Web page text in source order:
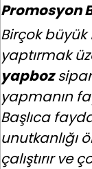
Promosyon
Birçok büyük
yaptırmak
yapboz
yapmanın
Başlıca
unutkanlığı
çalıştırır ve